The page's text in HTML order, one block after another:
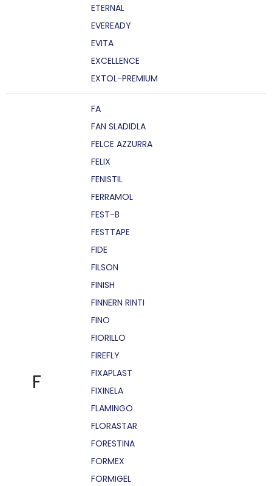
ETERNAL
EVEREADY
EVITA
EXCELLENCE
EXTOL-PREMIUM
F
FA
FAN SLADIDLA
FELCE AZZURRA
FELIX
FENISTIL
FERRAMOL
FEST-B
FESTTAPE
FIDE
FILSON
FINISH
FINNERN RINTI
FINO
FIORILLO
FIREFLY
FIXAPLAST
FIXINELA
FLAMINGO
FLORASTAR
FORESTINA
FORMEX
FORMIGEL